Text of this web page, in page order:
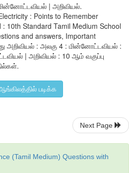
மின்னோட்டம் செல்வதால் வெப்பம்
எனப்படுகிறது.
746வாட் ஆகும்.
குறுக்குதடச் சுற்று
மின்னோட்டத்திலிருந்து மின்
| அறிவியல்.
: Points to Remember
10th Standard Tamil Medium School
and answers, Important
அறிவியல் : அலகு 4 : மின்னோட்டவியல் :
| அறிவியல் : 10 ஆம் வகுப்பு
படிக்க
Next Page
(Tamil Medium) Questions with